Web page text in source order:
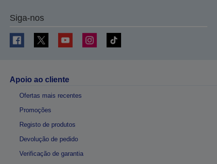
Siga-nos
Apoio ao cliente
Ofertas mais recentes
Promoções
Registo de produtos
Devolução de pedido
Verificação de garantia